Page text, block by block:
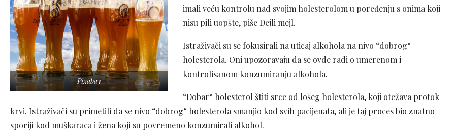
Pixabay
imali veću kontrolu nad svojim holesterolom u poređenju s onima koji
nisu pili uopšte, piše Dejli mejl.
Istraživači su se fokusirali na uticaj alkohola na nivo “dobrog“
holesterola. Oni upozoravaju da se ovde radi o umerenom i
kontrolisanom konzumiranju alkohola.
“Dobar“ holesterol štiti srce od lošeg holesterola, koji otežava protok
krvi. Istraživači su primetili da se nivo “dobrog“ holesterola smanjio kod svih pacijenata, ali je taj proces bio znatno
sporiji kod muškaraca i žena koji su povremeno konzumirali alkohol.